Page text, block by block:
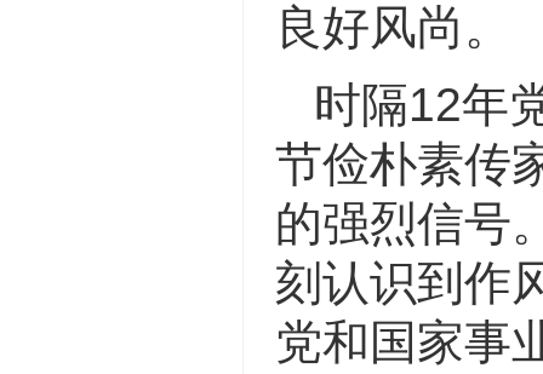
良好风尚。
时隔12年
节俭朴素传
的强烈信号
刻认识到作
党和国家事